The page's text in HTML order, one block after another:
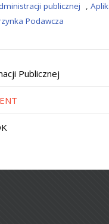
publicznej ,
Podawcza
Publicznej